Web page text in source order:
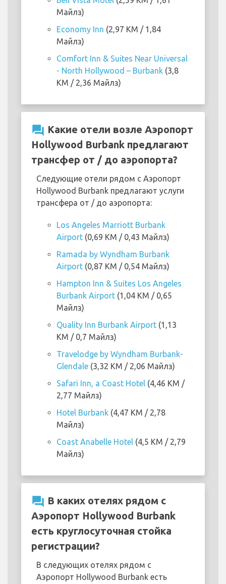
Майлз)
Economy Inn (2,97 KM / 1,84
Майлз)
Comfort Inn & Suites Near Universal
- North Hollywood – Burbank (3,8
KM / 2,36 Майлз)
question_answer Какие отели возле Аэропорт
Hollywood Burbank предлагают
трансфер от / до аэропорта?
Следующие отели рядом с Аэропорт
Hollywood Burbank предлагают услуги
трансфера от / до аэропорта:
Los Angeles Marriott Burbank
Airport (0,69 KM / 0,43 Майлз)
Ramada by Wyndham Burbank
Airport (0,87 KM / 0,54 Майлз)
Hampton Inn & Suites Los Angeles
Burbank Airport (1,04 KM / 0,65
Майлз)
Quality Inn Burbank Airport (1,13
KM / 0,7 Майлз)
Travelodge by Wyndham Burbank-
Glendale (3,32 KM / 2,06 Майлз)
Safari Inn, a Coast Hotel (4,46 KM /
2,77 Майлз)
Hotel Burbank (4,47 KM / 2,78
Майлз)
Coast Anabelle Hotel (4,5 KM / 2,79
Майлз)
question_answer В каких отелях рядом с
Аэропорт Hollywood Burbank
есть круглосуточная стойка
регистрации?
В следующих отелях рядом с
Аэропорт Hollywood Burbank есть